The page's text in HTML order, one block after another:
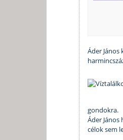
Áder
gondokra.
Áder
célok sem